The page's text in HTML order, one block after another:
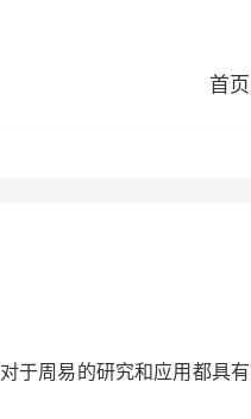
首页
于周易的研究和应用都具有